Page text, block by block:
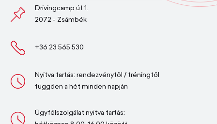
Drivingcamp út 1.
2072 - Zsámbék
+36 23 565 530
Nyitva tartás: rendezvénytől / tréningtől
függően a hét minden napján
Ügyfélszolgálat nyitva tartás: